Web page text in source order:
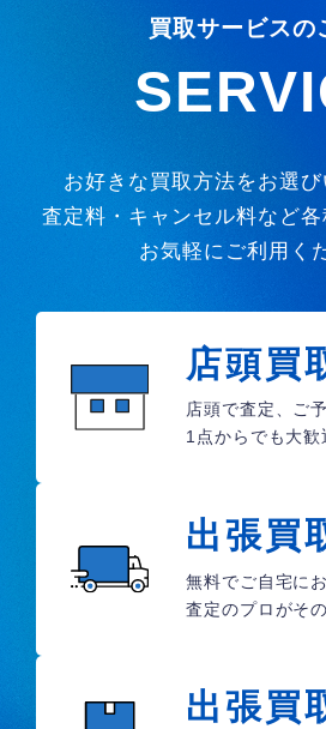
買取サービスの
お好きな買取方法をお選び
査定料・キャンセル料など
お気軽にご利用く
店頭買
店頭で査定、ご
1点からでも大歓
出張買
無料でご自宅にお
査定のプロがそ
出張買